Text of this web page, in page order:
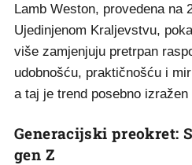
Lamb Weston, provedena na
Ujedinjenom Kraljevstvu,
više zamjenjuju pretrpan
udobnošću, praktičnošću i
a taj je trend posebno izražen
Generacijski preokret:
gen Z